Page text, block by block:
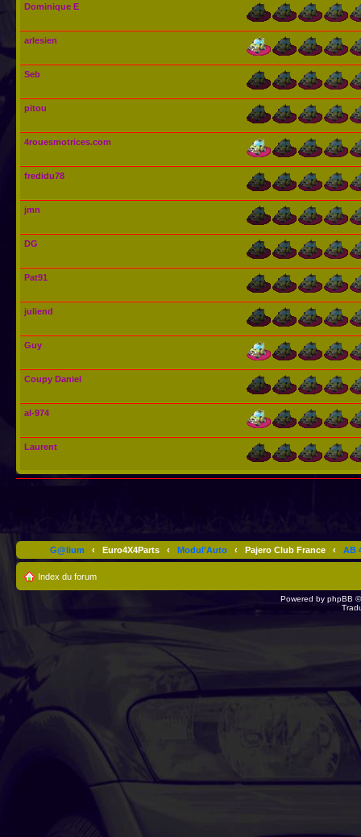
Dominique E
arlesien
Seb
pitou
4rouesmotrices.com
fredidu78
jmn
DG
Pat91
juliend
Guy
Coupy Daniel
al-974
Laurent
G@lium ‹ Euro4X4Parts ‹ Modul'Auto ‹ Pajero Club France ‹ AB
Index du forum
Powered by phpBB